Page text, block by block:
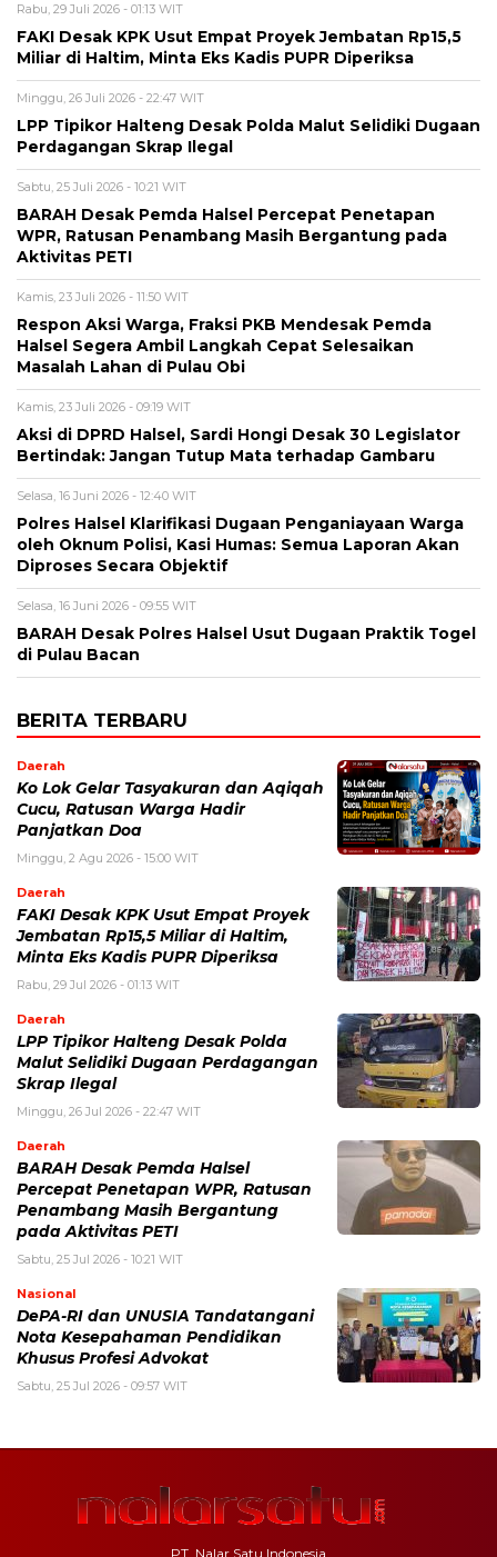
Rabu, 29 Juli 2026 - 01:13 WIT
FAKI Desak KPK Usut Empat Proyek Jembatan Rp15,5
Miliar di Haltim, Minta Eks Kadis PUPR Diperiksa
Minggu, 26 Juli 2026 - 22:47 WIT
LPP Tipikor Halteng Desak Polda Malut Selidiki Dugaan
Perdagangan Skrap Ilegal
Sabtu, 25 Juli 2026 - 10:21 WIT
BARAH Desak Pemda Halsel Percepat Penetapan
WPR, Ratusan Penambang Masih Bergantung pada
Aktivitas PETI
Kamis, 23 Juli 2026 - 11:50 WIT
Respon Aksi Warga, Fraksi PKB Mendesak Pemda
Halsel Segera Ambil Langkah Cepat Selesaikan
Masalah Lahan di Pulau Obi
Kamis, 23 Juli 2026 - 09:19 WIT
Aksi di DPRD Halsel, Sardi Hongi Desak 30 Legislator
Bertindak: Jangan Tutup Mata terhadap Gambaru
Selasa, 16 Juni 2026 - 12:40 WIT
Polres Halsel Klarifikasi Dugaan Penganiayaan Warga
oleh Oknum Polisi, Kasi Humas: Semua Laporan Akan
Diproses Secara Objektif
Selasa, 16 Juni 2026 - 09:55 WIT
BARAH Desak Polres Halsel Usut Dugaan Praktik Togel
di Pulau Bacan
BERITA TERBARU
Daerah
Ko Lok Gelar Tasyakuran dan Aqiqah
Cucu, Ratusan Warga Hadir
Panjatkan Doa
Minggu, 2 Agu 2026 - 15:00 WIT
Daerah
FAKI Desak KPK Usut Empat Proyek
Jembatan Rp15,5 Miliar di Haltim,
Minta Eks Kadis PUPR Diperiksa
Rabu, 29 Jul 2026 - 01:13 WIT
Daerah
LPP Tipikor Halteng Desak Polda
Malut Selidiki Dugaan Perdagangan
Skrap Ilegal
Minggu, 26 Jul 2026 - 22:47 WIT
Daerah
BARAH Desak Pemda Halsel
Percepat Penetapan WPR, Ratusan
Penambang Masih Bergantung
pada Aktivitas PETI
Sabtu, 25 Jul 2026 - 10:21 WIT
Nasional
DePA-RI dan UNUSIA Tandatangani
Nota Kesepahaman Pendidikan
Khusus Profesi Advokat
Sabtu, 25 Jul 2026 - 09:57 WIT
PT. Nalar Satu Indonesia